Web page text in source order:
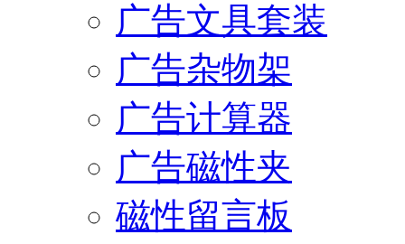
广告文具套装
广告杂物架
广告计算器
广告磁性夹
磁性留言板